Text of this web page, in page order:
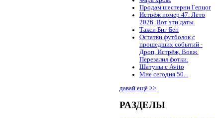
Продам шестерни Герцог
Истрёж номер 47. Лето
2026. Вот эти даты
Такси Биг-Бен
Остатки футболок с
прошедших событий -
Дроп, Истрёж, Вояж.
Перезалил фотки.
Шатуны с Avito
Мне сегодня 50...
давай ещё >>
РАЗДЕЛЫ